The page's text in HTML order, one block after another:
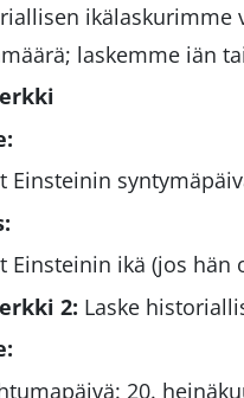
ikälaskurimme
laskemme iän
Einsteinin
Einsteinin ikä (jos hän
2: Laske
20.